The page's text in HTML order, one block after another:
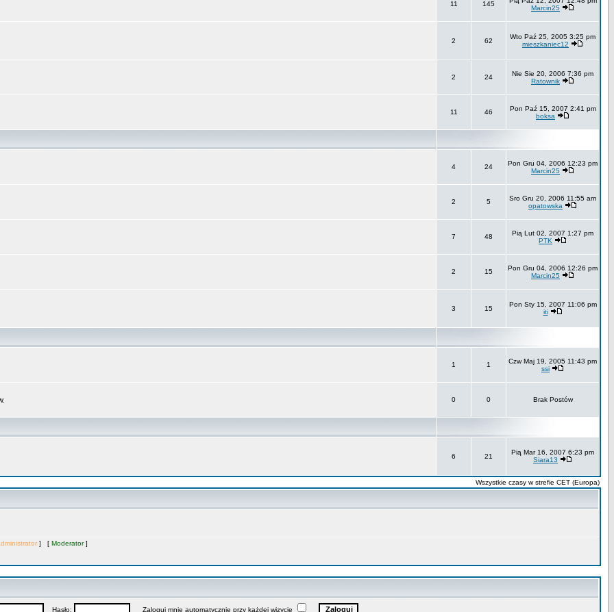
11 145
Marcin25
2 62
Wto Paź 25, 2005 3:25 pm
mieszkaniec12
2 24
Nie Sie 20, 2006 7:36 pm
Ratownik
11 46
Pon Paź 15, 2007 2:41 pm
boksa
4 24
Pon Gru 04, 2006 12:23 pm
Marcin25
2 5
Sro Gru 20, 2006 11:55 am
opatowska
7 48
Pią Lut 02, 2007 1:27 pm
PTK
2 15
Pon Gru 04, 2006 12:26 pm
Marcin25
3 15
Pon Sty 15, 2007 11:06 pm
iti
1 1
Czw Maj 19, 2005 11:43 pm
ssi
0 0 Brak Postów
6 21
Pią Mar 16, 2007 6:23 pm
Siara13
Wszystkie czasy w strefie CET (Europa)
] [ Moderator]
Hasło: Zaloguj mnie automatycznie przy każdej wizycie